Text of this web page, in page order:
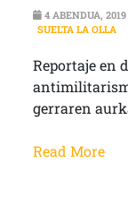
4 ABENDUA, 2019
SUELTA LA OLLA
Reportaje en
gerraren
Read More